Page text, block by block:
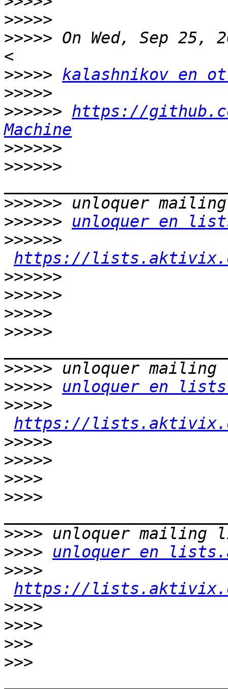
>>>>>
>>>>> On Wed, Sep 25,
>>>>> kalashnikov en
>>>>>
>>>>>> https://
Machine
>>>>>>
>>>>>>
>>>>>>
>>>>>>
unloquer en
>>>>>>
https://
>>>>>>
>>>>>>
>>>>>
>>>>>
>>>>>
>>>>>
unloquer en
>>>>>
https://
>>>>>
>>>>>
>>>>
>>>>
>>>>
>>>>
unloquer en
>>>>
https://
>>>>
>>>>
>>>
>>>